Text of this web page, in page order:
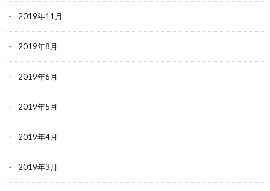
2019年11月
2019年8月
2019年6月
2019年5月
2019年4月
2019年3月